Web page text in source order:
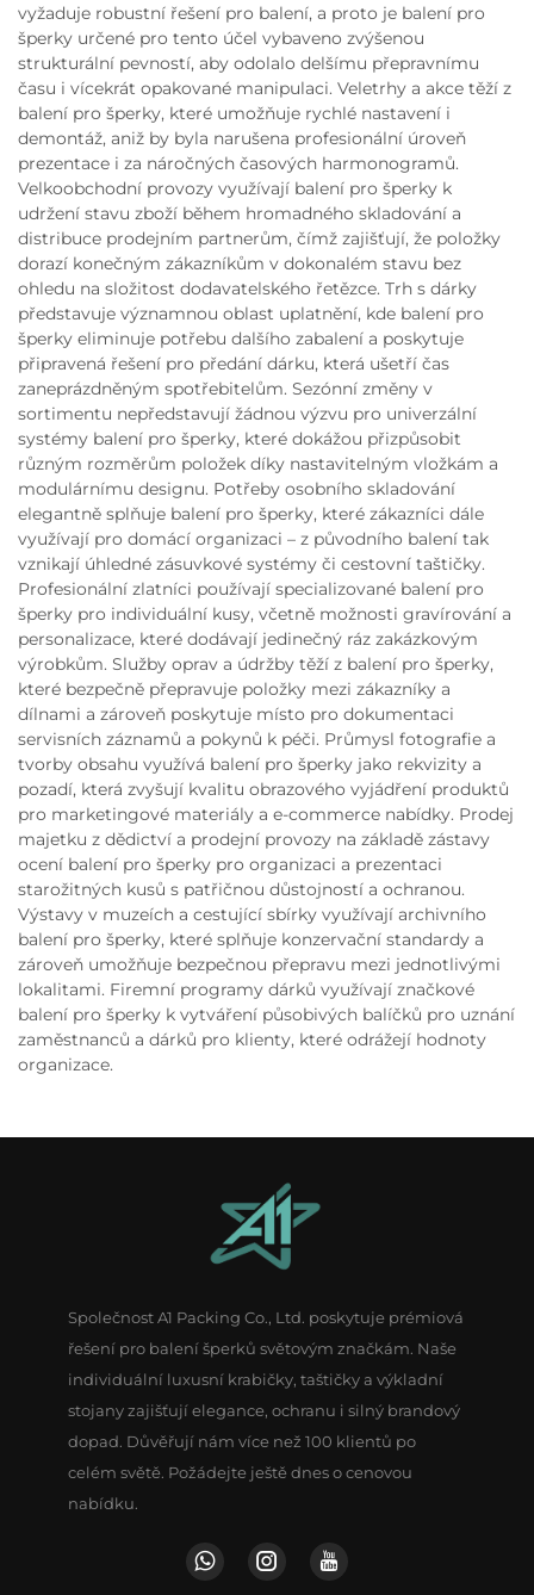
vyžaduje robustní řešení pro balení, a proto je balení pro
šperky určené pro tento účel vybaveno zvýšenou
strukturální pevností, aby odolalo delšímu přepravnímu
času i vícekrát opakované manipulaci. Veletrhy a akce těží z
balení pro šperky, které umožňuje rychlé nastavení i
demontáž, aniž by byla narušena profesionální úroveň
prezentace i za náročných časových harmonogramů.
Velkoobchodní provozy využívají balení pro šperky k
udržení stavu zboží během hromadného skladování a
distribuce prodejním partnerům, čímž zajišťují, že položky
dorazí konečným zákazníkům v dokonalém stavu bez
ohledu na složitost dodavatelského řetězce. Trh s dárky
představuje významnou oblast uplatnění, kde balení pro
šperky eliminuje potřebu dalšího zabalení a poskytuje
připravená řešení pro předání dárku, která ušetří čas
zaneprázdněným spotřebitelům. Sezónní změny v
sortimentu nepředstavují žádnou výzvu pro univerzální
systémy balení pro šperky, které dokážou přizpůsobit
různým rozměrům položek díky nastavitelným vložkám a
modulárnímu designu. Potřeby osobního skladování
elegantně splňuje balení pro šperky, které zákazníci dále
využívají pro domácí organizaci – z původního balení tak
vznikají úhledné zásuvkové systémy či cestovní taštičky.
Profesionální zlatníci používají specializované balení pro
šperky pro individuální kusy, včetně možnosti gravírování a
personalizace, které dodávají jedinečný ráz zakázkovým
výrobkům. Služby oprav a údržby těží z balení pro šperky,
které bezpečně přepravuje položky mezi zákazníky a
dílnami a zároveň poskytuje místo pro dokumentaci
servisních záznamů a pokynů k péči. Průmysl fotografie a
tvorby obsahu využívá balení pro šperky jako rekvizity a
pozadí, která zvyšují kvalitu obrazového vyjádření produktů
pro marketingové materiály a e-commerce nabídky. Prodej
majetku z dědictví a prodejní provozy na základě zástavy
ocení balení pro šperky pro organizaci a prezentaci
starožitných kusů s patřičnou důstojností a ochranou.
Výstavy v muzeích a cestující sbírky využívají archivního
balení pro šperky, které splňuje konzervační standardy a
zároveň umožňuje bezpečnou přepravu mezi jednotlivými
lokalitami. Firemní programy dárků využívají značkové
balení pro šperky k vytváření působivých balíčků pro uznání
zaměstnanců a dárků pro klienty, které odrážejí hodnoty
organizace.
Společnost A1 Packing Co., Ltd. poskytuje prémiová
řešení pro balení šperků světovým značkám. Naše
individuální luxusní krabičky, taštičky a výkladní
stojany zajišťují elegance, ochranu i silný brandový
dopad. Důvěřují nám více než 100 klientů po
celém světě. Požádejte ještě dnes o cenovou
nabídku.